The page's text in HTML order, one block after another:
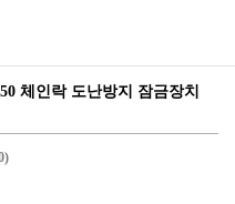
체인락 도난방지 잠금장치